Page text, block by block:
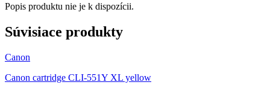
Popis produktu nie je k dispozícii.
Súvisiace produkty
Canon
Canon cartridge CLI-551Y XL yellow